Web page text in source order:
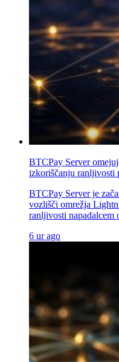
BTCPay Server
izkoriščanju ranljivosti
BTCPay Server je
vozlišči omrežja
ranljivosti napadalcem
6 ur ago